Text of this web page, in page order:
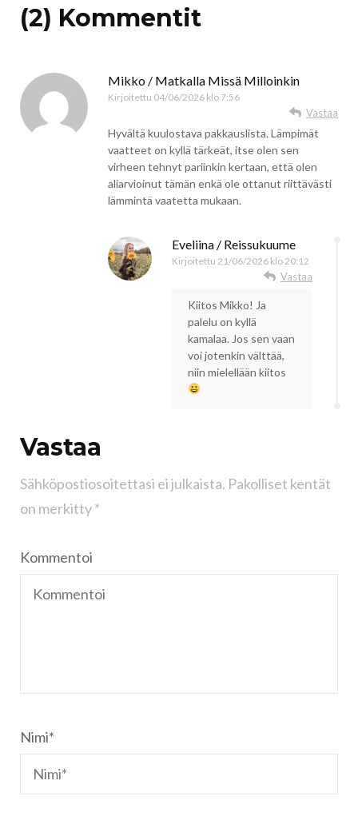
(2) Kommentit
Mikko / Matkalla Missä Milloinkin
Kirjoitettu 04/06/2026 klo 7:56
Vastaa
Hyvältä kuulostava pakkauslista. Lämpimät
vaatteet on kyllä tärkeät, itse olen sen
virheen tehnyt pariinkin kertaan, että olen
aliarvioinut tämän enkä ole ottanut riittävästi
lämmintä vaatetta mukaan.
Eveliina / Reissukuume
Kirjoitettu 21/06/2026 klo 20:12
Vastaa
Kiitos Mikko! Ja
palelu on kyllä
kamalaa. Jos sen vaan
voi jotenkin välttää,
niin mielellään kiitos
Vastaa
Sähköpostiosoitettasi ei julkaista. Pakolliset kentät
on merkitty*
Kommentoi
Nimi*